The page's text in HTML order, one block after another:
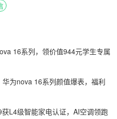
16系列，领价值944元学生专属
为nova 16系列颜值爆表，福利
L4级智能家电认证，AI空调领跑